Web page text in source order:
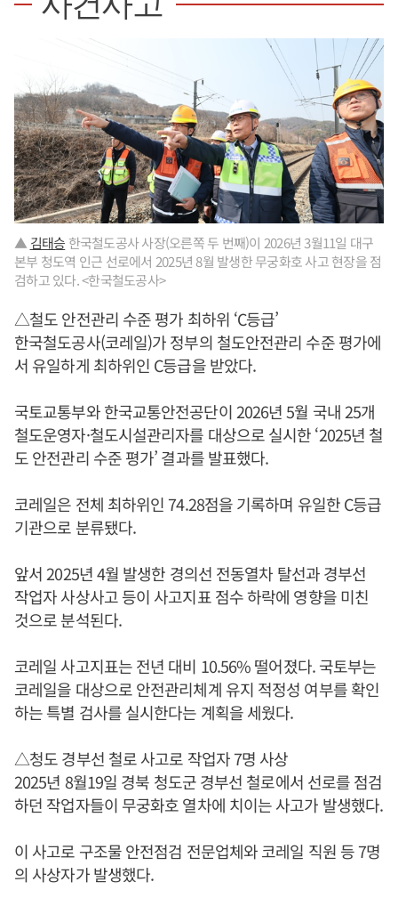
▲ 김태승 한국철도공사 사장(오른쪽 두 번째)이 2026년 3월11일 대구
본부 청도역 인근 선로에서 2025년 8월 발생한 무궁화호 사고 현장을 점
검하고 있다. <한국철도공사>
△철도 안전관리 수준 평가 최하위 ‘C등급’
한국철도공사(코레일)가 정부의 철도안전관리 수준 평가에
서 유일하게 최하위인 C등급을 받았다.
국토교통부와 한국교통안전공단이 2026년 5월 국내 25개
철도운영자·철도시설관리자를 대상으로 실시한 ‘2025년 철
도 안전관리 수준 평가’ 결과를 발표했다.
코레일은 전체 최하위인 74.28점을 기록하며 유일한 C등급
기관으로 분류됐다.
앞서 2025년 4월 발생한 경의선 전동열차 탈선과 경부선
작업자 사상사고 등이 사고지표 점수 하락에 영향을 미친
것으로 분석된다.
코레일 사고지표는 전년 대비 10.56% 떨어졌다. 국토부는
코레일을 대상으로 안전관리체계 유지 적정성 여부를 확인
하는 특별 검사를 실시한다는 계획을 세웠다.
△청도 경부선 철로 사고로 작업자 7명 사상
2025년 8월19일 경북 청도군 경부선 철로에서 선로를 점검
하던 작업자들이 무궁화호 열차에 치이는 사고가 발생했다.
이 사고로 구조물 안전점검 전문업체와 코레일 직원 등 7명
의 사상자가 발생했다.